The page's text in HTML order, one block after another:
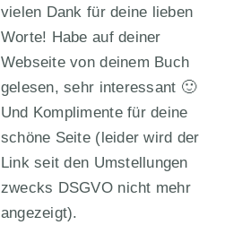
vielen Dank für deine lieben
Worte! Habe auf deiner
Webseite von deinem Buch
gelesen, sehr interessant 🙂
Und Komplimente für deine
schöne Seite (leider wird der
Link seit den Umstellungen
zwecks DSGVO nicht mehr
angezeigt).